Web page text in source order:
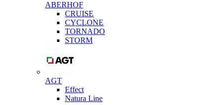
ABERHOF
CRUISE
CYCLONE
TORNADO
STORM
AGT
Effect
Natura Line